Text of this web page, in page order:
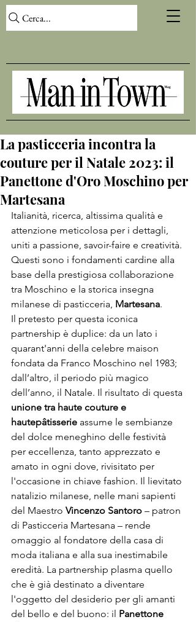
Cerca...
La pasticceria incontra la
couture per il Natale 2023: il
Panettone d'Oro Moschino per
Martesana
Italianità, ricerca, altissima qualità e
attenzione meticolosa per i dettagli,
uniti a passione, savoir-faire e creatività.
Questi sono i fondamenti cardine alla
base della prestigiosa collaborazione
tra Moschino e la storica insegna
milanese di pasticceria, Martesana.
Il pretesto per questa iconica
partnership è duplice: da un lato i
quarant'anni della celebre maison
fondata da Franco Moschino nel 1983;
dall’altro, il periodo più magico
dell’anno, il Natale. Il risultato di questa
unione tra haute couture e
hautepâtisserie assume le sembianze
del dolce meneghino delle festività
per eccellenza, tanto apprezzato e
amato in ogni dove, rivisitato per
l'occasione in chiave fashion. Il lievitato
natalizio milanese, nelle mani sapienti
del Maestro Vincenzo Santoro – patron
di Pasticceria Martesana – rende
omaggio al fondatore della casa di
moda italiana e alla sua inestimabile
eredità. La partnership plasma quello
che è già destinato a diventare
l'oggetto del desiderio per gli amanti
del bello e del buono: il Panettone